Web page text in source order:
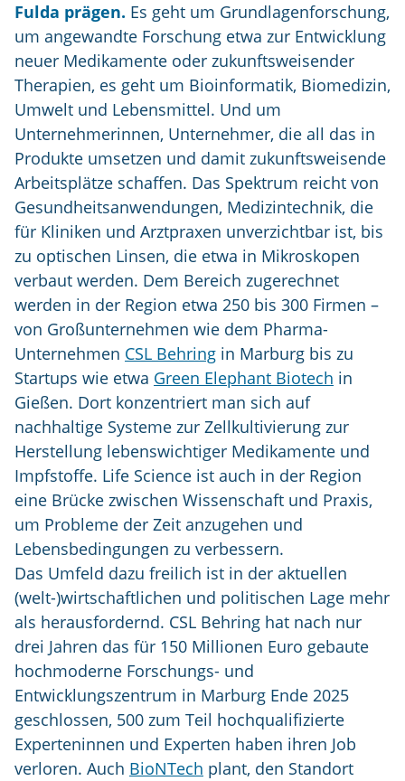
Fulda prägen. Es geht um Grundlagenforschung,
um angewandte Forschung etwa zur Entwicklung
neuer Medikamente oder zukunftsweisender
Therapien, es geht um Bioinformatik, Biomedizin,
Umwelt und Lebensmittel. Und um
Unternehmerinnen, Unternehmer, die all das in
Produkte umsetzen und damit zukunftsweisende
Arbeitsplätze schaffen. Das Spektrum reicht von
Gesundheitsanwendungen, Medizintechnik, die
für Kliniken und Arztpraxen unverzichtbar ist, bis
zu optischen Linsen, die etwa in Mikroskopen
verbaut werden. Dem Bereich zugerechnet
werden in der Region etwa 250 bis 300 Firmen –
von Großunternehmen wie dem Pharma-
Unternehmen CSL Behring in Marburg bis zu
Startups wie etwa Green Elephant Biotech in
Gießen. Dort konzentriert man sich auf
nachhaltige Systeme zur Zellkultivierung zur
Herstellung lebenswichtiger Medikamente und
Impfstoffe. Life Science ist auch in der Region
eine Brücke zwischen Wissenschaft und Praxis,
um Probleme der Zeit anzugehen und
Lebensbedingungen zu verbessern.
Das Umfeld dazu freilich ist in der aktuellen
(welt-)wirtschaftlichen und politischen Lage mehr
als herausfordernd. CSL Behring hat nach nur
drei Jahren das für 150 Millionen Euro gebaute
hochmoderne Forschungs- und
Entwicklungszentrum in Marburg Ende 2025
geschlossen, 500 zum Teil hochqualifizierte
Experteninnen und Experten haben ihren Job
verloren. Auch BioNTech plant, den Standort